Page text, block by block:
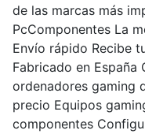
de las marcas más
PcComponentes La
Envío rápido Recibe
Fabricado en España
ordenadores gaming
precio Equipos
componentes